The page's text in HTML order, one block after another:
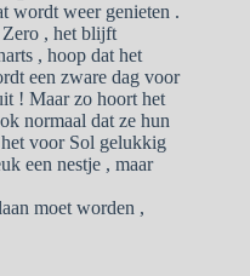
wordt weer genieten .
Zero , het blijft
, hoop dat het
een zware dag voor
! Maar zo hoort het
normaal dat ze hun
voor Sol gelukkig
een nestje , maar
moet worden ,